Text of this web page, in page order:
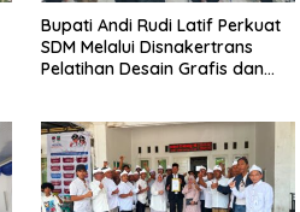
Bupati Andi Rudi Latif Perkuat
SDM Melalui Disnakertrans
Pelatihan Desain Grafis dan